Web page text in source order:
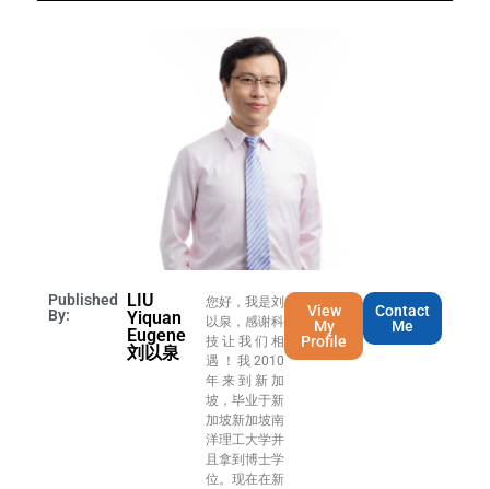
Published
By:
LIU
Yiquan
Eugene
刘以泉
您好，我是刘
以泉，感谢科
技让我们相
遇！我2010
年来到新加
坡，毕业于新
加坡新加坡南
洋理工大学并
且拿到博士学
位。现在在新
View
My
Profile
Contact
Me